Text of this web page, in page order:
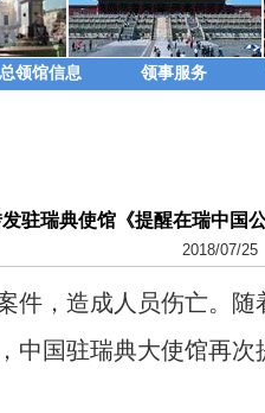
总领馆信息 领事服务
驻瑞典使馆《提醒在瑞中国
2018/07/25
，造成人员伤亡。随
中国驻瑞典大使馆再